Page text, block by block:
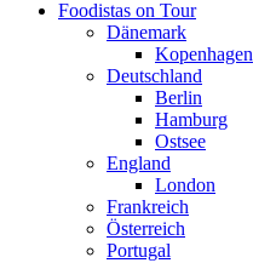
Foodistas on Tour
Dänemark
Kopenhagen
Deutschland
Berlin
Hamburg
Ostsee
England
London
Frankreich
Österreich
Portugal